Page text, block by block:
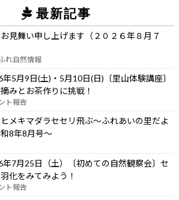
最新記事
見舞い申し上げます（２０２６年８月７
れ自然情報
年5月9日(土)・5月10日(日)〔里山体験講座〕
みとお茶作りに挑戦！
ト報告
メキマダラセセリ飛ぶ～ふれあいの里だよ
和8年8月号～
年7月25日（土）〔初めての自然観察会〕セ
化をみてみよう！
ト報告